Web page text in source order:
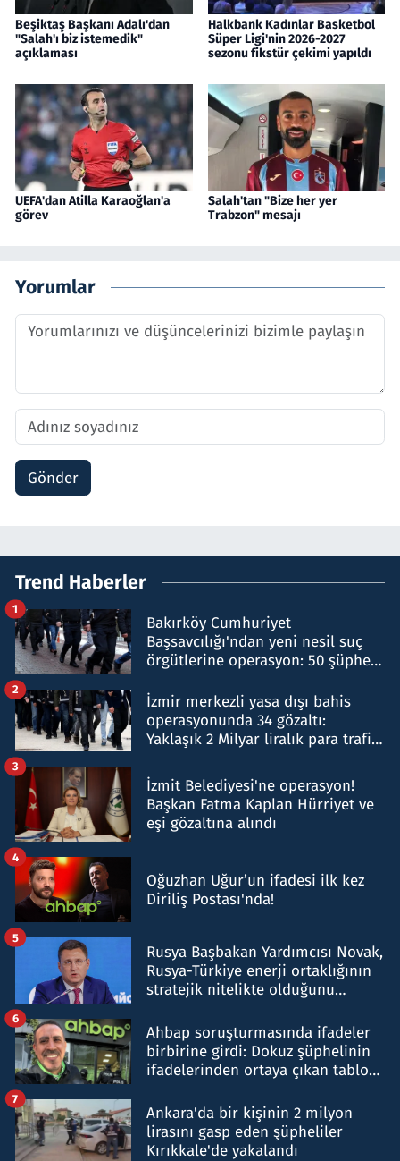
Beşiktaş Başkanı Adalı'dan
"Salah'ı biz istemedik"
açıklaması
Halkbank Kadınlar Basketbol
Süper Ligi'nin 2026-2027
sezonu fikstür çekimi yapıldı
UEFA'dan Atilla Karaoğlan'a
görev
Salah'tan "Bize her yer
Trabzon" mesajı
Yorumlar
Gönder
Trend Haberler
Bakırköy Cumhuriyet
Başsavcılığı'ndan yeni nesil suç
örgütlerine operasyon: 50 şüpheli
1
İzmir merkezli yasa dışı bahis
operasyonunda 34 gözaltı:
Yaklaşık 2 Milyar liralık para trafiği
2
İzmit Belediyesi'ne operasyon!
Başkan Fatma Kaplan Hürriyet ve
eşi gözaltına alındı
3
Oğuzhan Uğur’un ifadesi ilk kez
Diriliş Postası'nda!
4
Rusya Başbakan Yardımcısı Novak,
Rusya-Türkiye enerji ortaklığının
stratejik nitelikte olduğunu
5
Ahbap soruşturmasında ifadeler
birbirine girdi: Dokuz şüphelinin
ifadelerinden ortaya çıkan tablo
6
Ankara'da bir kişinin 2 milyon
lirasını gasp eden şüpheliler
Kırıkkale'de yakalandı
7